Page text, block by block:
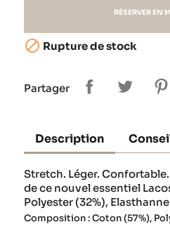
RÉSERVER EN
 Rupture de stock
Partager
Description
Stretch. Léger.
de ce nouvel essentiel
Polyester (32%), Elasthanne
Composition : Coton (57%),